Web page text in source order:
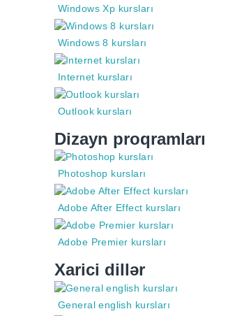
Windows Xp kursları
Windows 8 kursları
Internet kursları
Outlook kursları
Dizayn proqramları
Photoshop kursları
Adobe After Effect kursları
Adobe Premier kursları
Xarici dillər
General english kursları